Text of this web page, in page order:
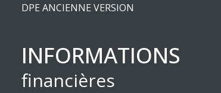
DPE ANCIENNE VERSION
INFORMATIONS
financières